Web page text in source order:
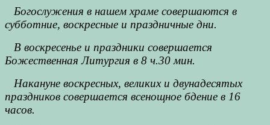
Богослужения в нашем храме совершаются в
субботние, воскресные и праздничные дни.
В воскресенье и праздники совершается
Божественная Литургия в 8 ч.30 мин.
Накануне воскресных, великих и двунадесятых
праздников совершается всенощное бдение в 16
часов.